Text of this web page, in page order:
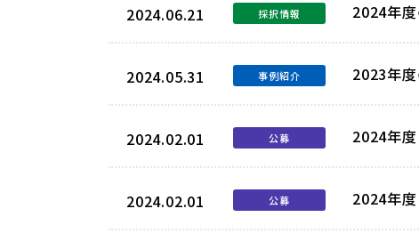
2024.06.21 採択情報 2024年
2024.05.31 事例紹介 2023年
2024.02.01 公募 2024年
2024.02.01 公募 2024年